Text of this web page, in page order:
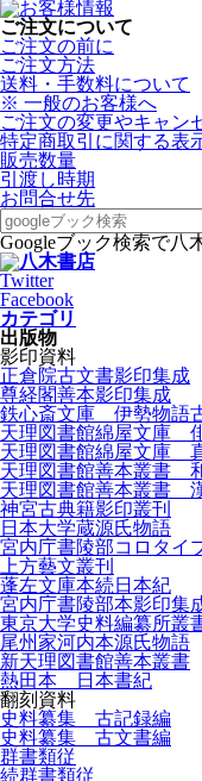
ご注文について
ご注文の前に
ご注文方法
送料・手数料について
※ 一般のお客様へ
ご注文の変更やキャン
特定商取引に関する表
販売数量
引渡し時期
お問合せ先
Googleブック検索で八
Twitter
Facebook
カテゴリ
出版物
影印資料
正倉院古文書影印集成
尊経閣善本影印集成
鉄心斎文庫 伊勢物語
天理図書館綿屋文庫
天理図書館綿屋文庫
天理図書館善本叢書
天理図書館善本叢書
神宮古典籍影印叢刊
日本大学蔵源氏物語
宮内庁書陵部コロタイ
上方藝文叢刊
蓬左文庫本続日本紀
宮内庁書陵部本影印集
東京大学史料編纂所叢
尾州家河内本源氏物語
新天理図書館善本叢書
熱田本 日本書紀
翻刻資料
史料纂集 古記録編
史料纂集 古文書編
群書類従
続群書類従